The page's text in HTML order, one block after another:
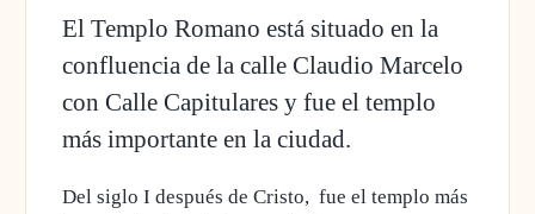
El Templo Romano está situado en la
confluencia de la calle Claudio Marcelo
con Calle Capitulares y fue el templo
más importante en la ciudad.
Del siglo I después de Cristo, fue el templo más